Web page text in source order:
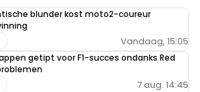
blunder kost moto2-coureur
Vandaag, 15:05
getipt voor F1-succes ondanks Red
7 aug. 14:45